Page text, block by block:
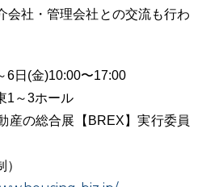
1791
会社・管理会社との交流も行わ
6日(金)10:00〜17:00
1～3ホール
産の総合展【BREX】実行委員